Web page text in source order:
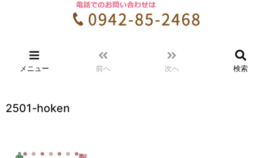
メニュー 前へ 次へ 検索
2501-hoken